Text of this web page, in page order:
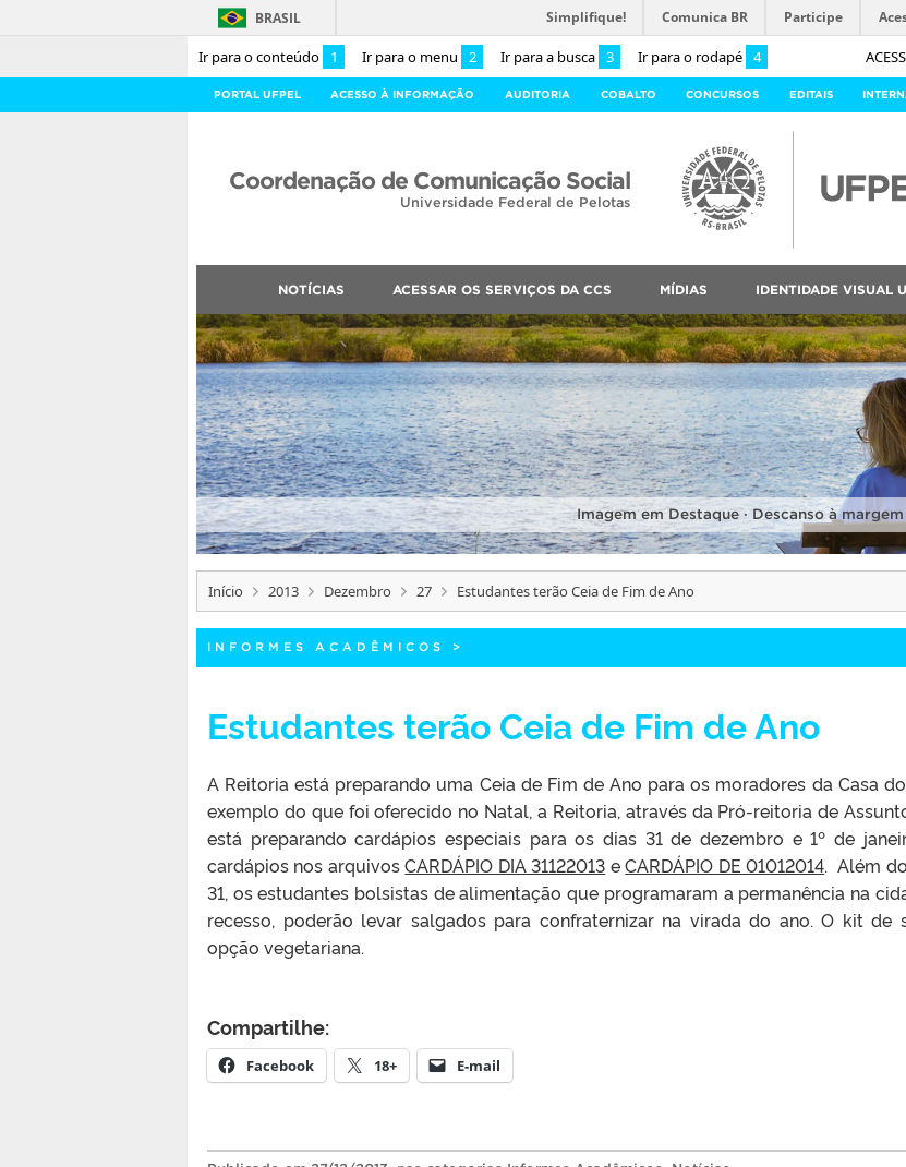
Ir para o conteúdo 1 Ir para o menu 2 Ir para a busca 3 Ir para o rodapé 4
BRASIL Simplifique! Comunica BR Participe
PORTAL UFPEL ACESSO À INFORMAÇÃO AUDITORIA COBALTO CONCURSOS EDITAIS
Coordenação de Comunicação Social
Universidade Federal de Pelotas
NOTÍCIAS ACESSAR OS SERVIÇOS DA CCS MÍDIAS IDENTIDADE VISUAL
Imagem em Destaque · Descanso à
Início 2013 Dezembro 27 Estudantes terão Ceia de Fim de Ano
INFORMES ACADÊMICOS >
Estudantes terão Ceia de Fim de Ano
A Reitoria está preparando uma Ceia de Fim de Ano para os moradores da Casa
exemplo do que foi oferecido no Natal, a Reitoria, através da Pró-reitoria de
está preparando cardápios especiais para os dias 31 de dezembro e 1º de
cardápios nos arquivosCARDÁPIO DIA 31122013 eCARDÁPIO DE 01012014. Além
31, os estudantes bolsistas de alimentação que programaram a permanência na
recesso, poderão levar salgados para confraternizar na virada do ano. O kit de
opção vegetariana.
Compartilhe:
Facebook 18+ E-mail